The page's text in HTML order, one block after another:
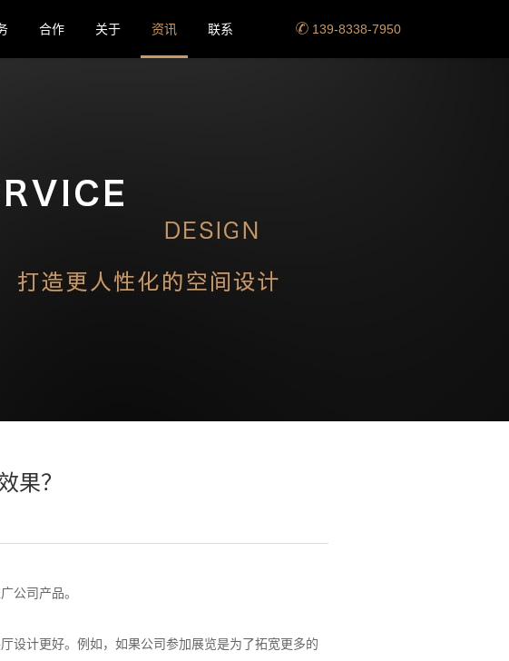
合作 关于 资讯 联系 139-8338-7950
果？
公司产品。
计更好。例如，如果公司参加展览是为了拓宽更多的